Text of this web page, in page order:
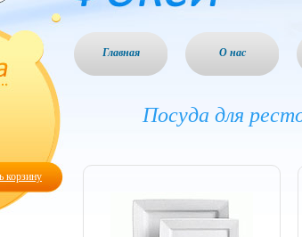
корзину
Главная О нас
Посуда для